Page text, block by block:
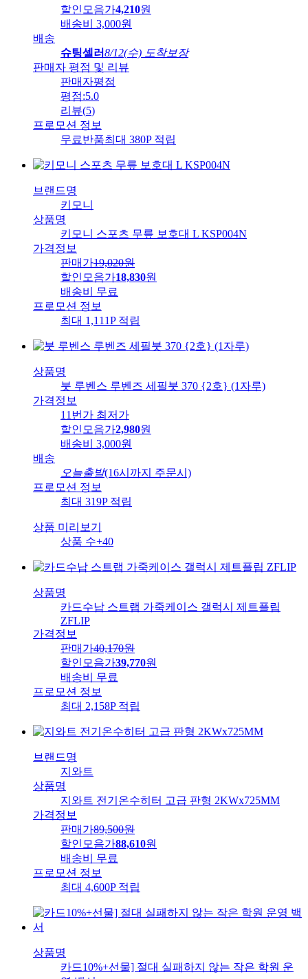
할인모음가4,210원
배송비
3,000원
배송
슈팅셀러8/12(수) 도착보장
판매자 평점 및 리뷰
판매자평점
평점:5.0
리뷰(5)
프로모션 정보
무료반품최대 380P 적립
브랜드명
키모니
상품명
키모니 스포츠 무릎 보호대 L KSP004N
가격정보
판매가19,020원
할인모음가18,830원
배송비
무료
프로모션 정보
최대 1,111P 적립
상품명
붓 루벤스 루벤즈 세필붓 370 {2호} (1자루)
가격정보
11번가 최저가
할인모음가2,980원
배송비
3,000원
배송
오늘출발(16시까지 주문시)
프로모션 정보
최대 319P 적립
상품 미리보기
상품 수+40
상품명
카드수납 스트랩 가죽케이스 갤럭시 제트플립
ZFLIP
가격정보
판매가40,170원
할인모음가39,770원
배송비
무료
프로모션 정보
최대 2,158P 적립
브랜드명
지와트
상품명
지와트 전기온수히터 고급 판형 2KWx725MM
가격정보
판매가89,500원
할인모음가88,610원
배송비
무료
프로모션 정보
최대 4,600P 적립
상품명
카드10%+선물] 절대 실패하지 않는 작은 학원 운